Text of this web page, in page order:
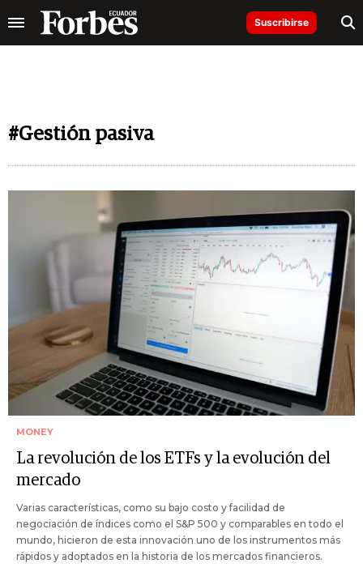
Suscribirse
#Gestión pasiva
MONEY
La revolución de los ETFs y la evolución del
mercado
Varias características, como su bajo costo y facilidad de
negociación de índices como el S&P 500 y comparables en todo el
mundo, hicieron de esta innovación uno de los instrumentos más
rápidos y adoptados en la historia de los mercados financieros.